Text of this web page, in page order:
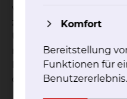
was zu tun ist, wenn
zusammenbrechen. Im
modernen
Bandscheibenvorfalls.
die Experten des skbs
Komfort
Bereitstellung
Funktionen für
Benutzererlebnis.